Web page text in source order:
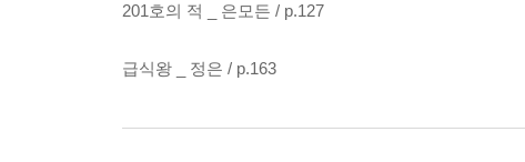
201호의 적 _ 은모든 / p.127
급식왕 _ 정은 / p.163